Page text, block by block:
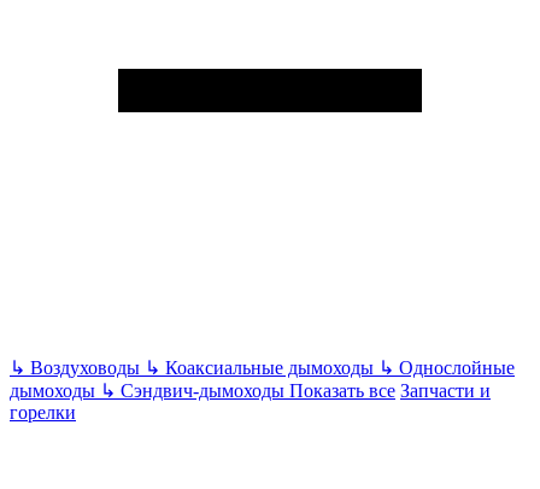
↳ Воздуховоды ↳ Коаксиальные дымоходы ↳ Однослойные
дымоходы ↳ Сэндвич-дымоходы Показать все Запчасти и
горелки